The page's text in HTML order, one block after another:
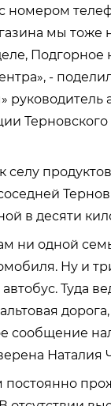
номером
мы тоже
Подгорное
-
руководитель
в десяти
ни одной
Ну и
Туда
сообщение
Наталия
постоянно